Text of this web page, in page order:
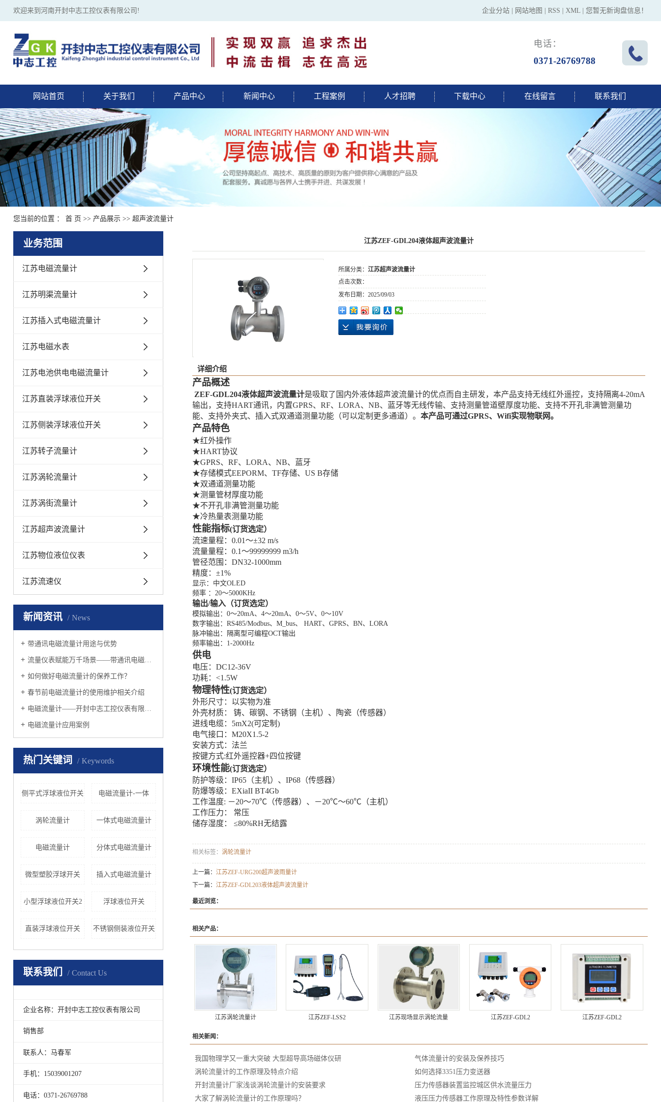
欢迎来到河南开封中志工控仪表有限公司! 企业分站 网站地图 |RSS |XML |您暂无新询盘信息！
电话：
0371-26769788
网站首页 关于我们 产品中心 新闻中心 工程案例 人才招聘 下载中心 在线留言 联系我们
您当前的位置 ： 首 页 >> 产品展示>> 超声波流量计
业务范围
江苏电磁流量计
江苏明渠流量计
江苏插入式电磁流量计
江苏电磁水表
江苏电池供电电磁流量计
江苏直装浮球液位开关
江苏侧装浮球液位开关
江苏转子流量计
江苏涡轮流量计
江苏涡街流量计
江苏超声波流量计
江苏物位液位仪表
江苏流速仪
新闻资讯 News
带通讯电磁流量计用途与优势
流量仪表赋能万千场景——带通讯电磁流量计
如何做好电磁流量计的保养工作？
春节前电磁流量计的使用维护相关介绍
电磁流量计——开封中志工控仪表有限公司
电磁流量计应用案例
热门关键词 Keywords
侧平式浮球液位开关 电磁流量计-一体
涡轮流量计 一体式电磁流量计
电磁流量计 分体式电磁流量计
微型塑胶浮球开关 插入式电磁流量计
小型浮球液位开关2 浮球液位开关
直装浮球液位开关 不锈钢侧装液位开关
联系我们 Contact Us
企业名称：开封中志工控仪表有限公司
销售部
联系人：马春军
手机：15039001207
电话：0371-26769788
江苏ZEF-GDL204液体超声波流量计
所属分类： 江苏超声波流量计
点击次数：
发布日期： 2025/09/03
详细介绍
产品概述
ZEF-GDL204液体超声波流量计是吸取了 国内外液体超声波流量计的优点而自主研发， 本产品支持无线红外遥控，支持隔离4-20mA
输出， 支持HART通讯， 内置GPRS、RF、LORA、NB、蓝牙等无线传输、 支持测量管道壁厚度功能、 支持不开孔非满管测量功
能、 支持外夹式、 插入式双通道测量功能（可以定制更多通道）。 本产品可通过GPRS、Wifi实现物联网。
产品特色
★红外操作
★HART协议
★GPRS、RF、LORA、NB、蓝牙
★存储模式EEPORM、 TF存储、 US B存储
★双通道测量功能
★测量管材厚度功能
★不开孔非满管测量功能
★冷热量表测量功能
性能指标(订货选定）
流速量程： 0.01～±32 m/s
流量量程： 0.1～99999999 m3/h
管径范围： DN32-1000mm
精度： ±1%
显示：中文OLED
频率 ： 20～5000KHz
输出/输入（订货选定）
模拟输出： 0～20mA、4～20mA、0～5V、0～10V
数字输出： RS485/Modbus、M_bus、 HART、GPRS、 BN、LORA
脉冲输出：隔离型可编程OCT输出
频率输出： 1-2000Hz
供电
电压： DC12-36V
功耗： <1 .5W
物理特性(订货选定）
外形尺寸： 以实物为准
外壳材质：
铸、 碳钢、不锈钢 （主机）、 陶瓷 （传感器）
进线电缆： 5mX2(可定制 )
电气接口： M20X1.5-2
安装方式： 法兰
按键方式:红外遥控器+四位按键
环境性能(订货选定）
防护等级： IP65（主机）、 IP68（传感器）
防爆等级： EXiaII BT4Gb
工作温度: －20～70℃（传感器）、－20℃～60℃（主机）
工作压力：
常压
储存湿度：
≤80%RH无结露
相关标签： 涡轮流量计
上一篇： 江苏ZEF-URG200超声波雨量计
下一篇： 江苏ZEF-GDL203液体超声波流量计
最近浏览：
相关产品：
江苏涡轮流量计 江苏ZEF-LSS2 江苏现场显示涡轮流量 江苏ZEF-GDL2 江苏ZEF-GDL2
相关新闻：
我国物理学又一重大突破 大型超导高场磁体仪研
气体流量计的安装及保养技巧
涡轮流量计的工作原理及特点介绍
如何选择3351压力变送器
开封流量计厂家浅谈涡轮流量计的安装要求
压力传感器装置监控城区供水流量压力
大家了解涡轮流量计的工作原理吗？
液压压力传感器工作原理及特性参数详解